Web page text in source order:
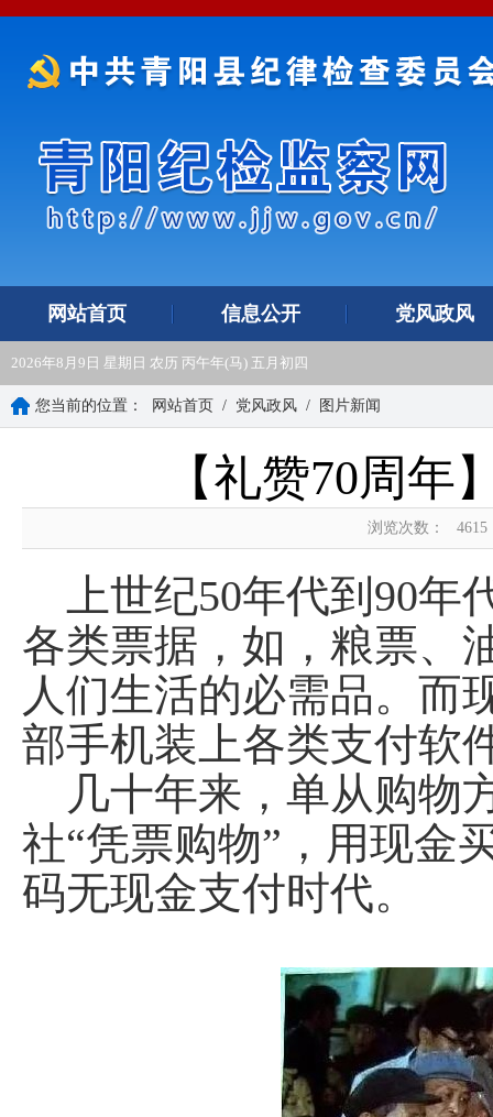
网站首页 信息公开 党风政风
2026年8月9日 星期日 农历 丙午年(马) 五月初四
您当前的位置： 网站首页 / 党风政风 / 图片新闻
【礼赞70周年
浏览次数： 4615
上世纪50年代到90年
各类票据，如，粮票
人们生活的必需品。而
部手机装上各类支付软
几十年来，单从购物
社“凭票购物”，用现金
码无现金支付时代。